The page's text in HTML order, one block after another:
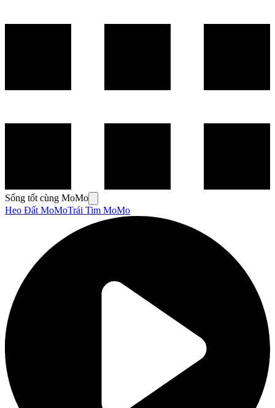
Sống tốt cùng MoMo
Heo Đất MoMoTrái Tim MoMo